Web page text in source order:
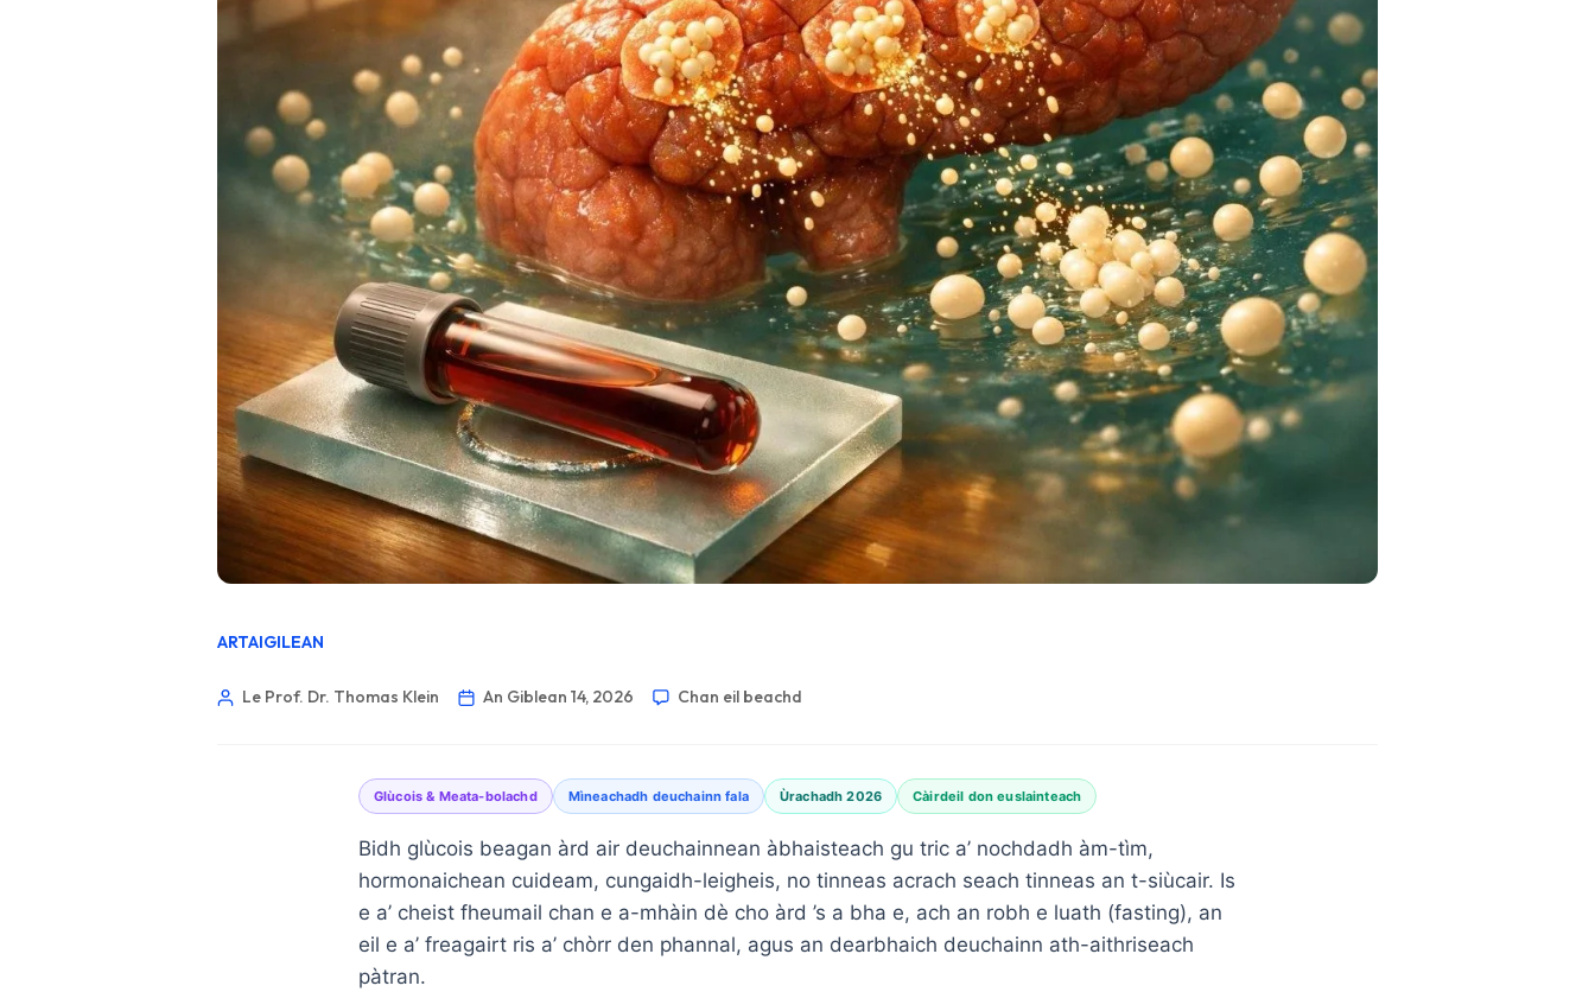
ARTAIGILEAN
Le Prof. Dr. Thomas Klein An Giblean 14, 2026 Chan eil beachd
Glùcois & Meata-bolachd Mìneachadh deuchainn fala Ùrachadh 2026 Càirdeil don euslainteach
Bidh glùcois beagan àrd air deuchainnean àbhaisteach gu tric a’ nochdadh àm-tìm,
hormonaichean cuideam, cungaidh-leigheis, no tinneas acrach seach tinneas an t-siùcair. Is
e a’ cheist fheumail chan e a-mhàin dè cho àrd ’s a bha e, ach an robh e luath (fasting), an
eil e a’ freagairt ris a’ chòrr den phannal, agus an dearbhaich deuchainn ath-aithriseach
pàtran.